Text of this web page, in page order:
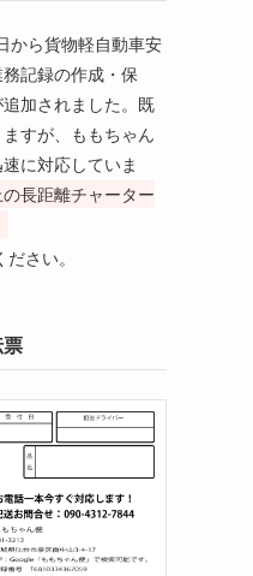
から貨物軽自動車安
記録の作成・保
加されました。既
すが、ももちゃん
に対応していま
長距離チャーター
さい。
票